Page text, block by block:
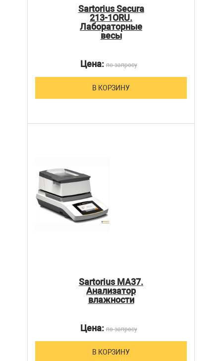
Sartorius Secura
213-1ORU.
Лабораторные
весы
Цена:по запросу
В КОРЗИНУ
Sartorius MA37.
Анализатор
влажности
Цена:по запросу
В КОРЗИНУ